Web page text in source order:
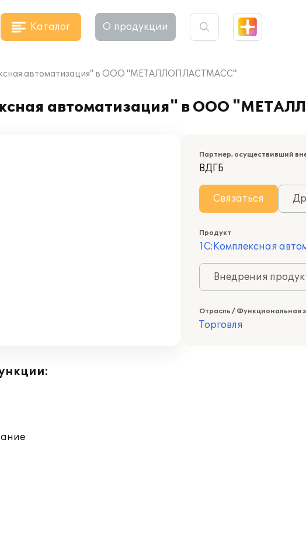
Каталог О продукции
автоматизация" в ООО "МЕТАЛЛОПЛАСТМАСС"
автоматизация" в ООО
Партнер, осуществивший
ВДГБ
Связаться
Продукт
1С:Комплексная
Внедрения
Отрасль / Функциональная
Торговля